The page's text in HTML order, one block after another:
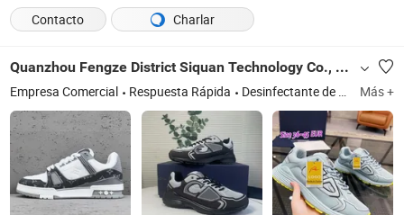
Contacto
Charlar
Quanzhou Fengze District Siquan Technology Co., Ltd.
Empresa Comercial Respuesta Rápida Desinfectante de aire, Reloj, Zapato, Bolsa Más +